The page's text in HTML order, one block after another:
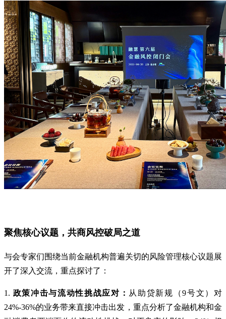
聚焦核心议题，共商风控破局之道
与会专家们围绕当前金融机构普遍关切的风险管理核心议题展
开了深入交流，重点探讨了：
1. 政策冲击与流动性挑战应对： 从助贷新规（9号文）对
24%-36%的业务带来直接冲击出发，重点分析了金融机构和金